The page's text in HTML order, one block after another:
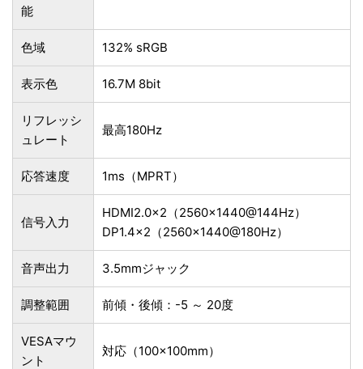
能
色域 132% sRGB
表示色 16.7M 8bit
リフレッシ
ュレート
最高180Hz
応答速度 1ms（MPRT）
信号入力
HDMI2.0×2（2560×1440@144Hz）
DP1.4×2（2560×1440@180Hz）
音声出力 3.5mmジャック
調整範囲 前傾・後傾：-5 ～ 20度
VESAマウ
ント
対応（100×100mm）